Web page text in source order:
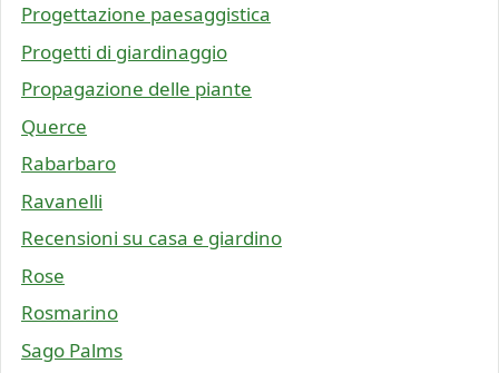
Progettazione paesaggistica
Progetti di giardinaggio
Propagazione delle piante
Querce
Rabarbaro
Ravanelli
Recensioni su casa e giardino
Rose
Rosmarino
Sago Palms